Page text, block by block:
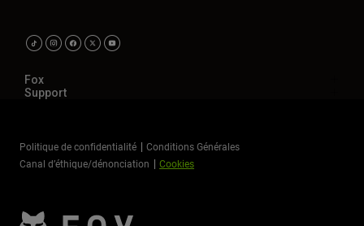
Fox
Support
Politique de confidentialité
Conditions Générales
Canal d’éthique/dénonciation
Cookies